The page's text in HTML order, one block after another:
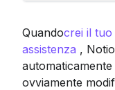
Quandocrei il
assistenza ,
ovviamente